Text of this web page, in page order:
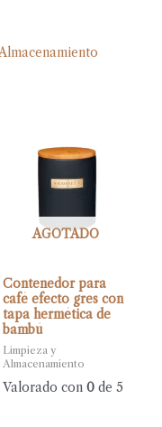
AGOTADO
Contenedor para
café efecto gres con
tapa hermética de
bambú
Limpieza y
Almacenamiento
Valorado con 0de 5